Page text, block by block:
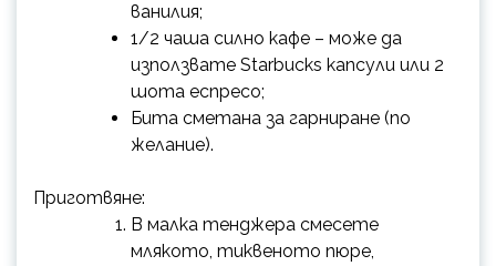
ванилия;
1/2 чаша силно кафе – може да
използвате Starbucks капсули или 2
шота еспресо;
Бита сметана за гарниране (по
желание).
Приготвяне:
В малка тенджера смесете
млякото, тиквеното пюре,